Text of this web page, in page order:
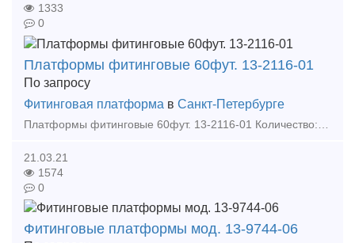
1333
0
Платформы фитинговые 60фут. 13-2116-01
По запросу
Фитинговая платформа в Санкт-Петербурге
21.03.21
1574
0
Фитинговые платформы мод. 13-9744-06